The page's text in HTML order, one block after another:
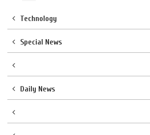
Technology
Special News
Daily News